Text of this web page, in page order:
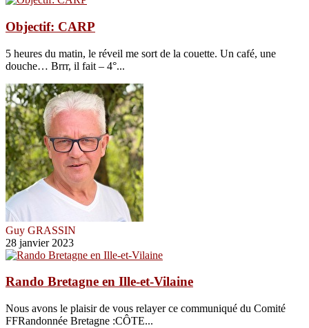
Objectif: CARP
5 heures du matin, le réveil me sort de la couette. Un café, une
douche… Brrr, il fait – 4°...
Guy GRASSIN
28 janvier 2023
Rando Bretagne en Ille-et-Vilaine
Nous avons le plaisir de vous relayer ce communiqué du Comité
FFRandonnée Bretagne :CÔTE...